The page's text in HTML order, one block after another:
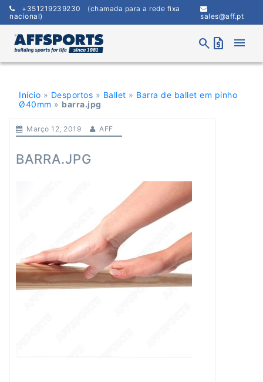
Skip
content
+351219239230 (chamada para a rede fixa
nacional)
sales@aff.pt
search request_quote menu
Início » Desportos » Ballet » Barra de ballet em pinho
Ø40mm » barra.jpg
Março 12, 2019 AFF
BARRA.JPG